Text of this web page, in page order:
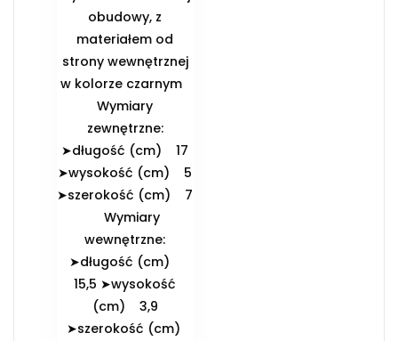
obudowy, z
materiałem od
strony wewnętrznej
w kolorze czarnym
️Wymiary
zewnętrzne:
➤długość (cm) 17
➤wysokość (cm) 5
➤szerokość (cm) 7
️Wymiary
wewnętrzne:
➤długość (cm)
15,5 ➤wysokość
(cm) 3,9
➤szerokość (cm)